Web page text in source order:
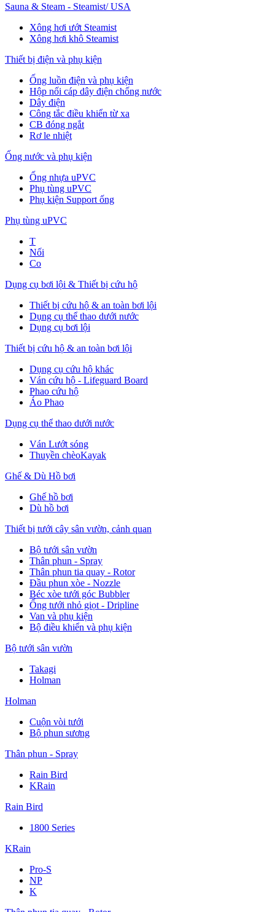
Sauna & Steam - Steamist/ USA
Xông hơi ướt Steamist
Xông hơi khô Steamist
Thiết bị điện và phụ kiện
Ống luồn điện và phụ kiện
Hộp nối cáp dây điện chống nước
Dây điện
Công tắc điều khiển từ xa
CB đóng ngắt
Rơ le nhiệt
Ống nước và phụ kiện
Ống nhựa uPVC
Phụ tùng uPVC
Phụ kiện Support ống
Phụ tùng uPVC
T
Nối
Co
Dụng cụ bơi lội & Thiết bị cứu hộ
Thiết bị cứu hộ & an toàn bơi lội
Dụng cụ thể thao dưới nước
Dụng cụ bơi lội
Thiết bị cứu hộ & an toàn bơi lội
Dụng cụ cứu hộ khác
Ván cứu hộ - Lifeguard Board
Phao cứu hộ
Áo Phao
Dụng cụ thể thao dưới nước
Ván Lướt sóng
Thuyền chèoKayak
Ghế & Dù Hồ bơi
Ghế hồ bơi
Dù hồ bơi
Thiết bị tưới cây sân vườn, cảnh quan
Bộ tưới sân vườn
Thân phun - Spray
Thân phun tia quay - Rotor
Đầu phun xòe - Nozzle
Béc xòe tưới góc Bubbler
Ống tưới nhỏ giọt - Dripline
Van và phụ kiện
Bộ điều khiển và phụ kiện
Bộ tưới sân vườn
Takagi
Holman
Holman
Cuộn vòi tưới
Bộ phun sương
Thân phun - Spray
Rain Bird
KRain
Rain Bird
1800 Series
KRain
Pro-S
NP
K